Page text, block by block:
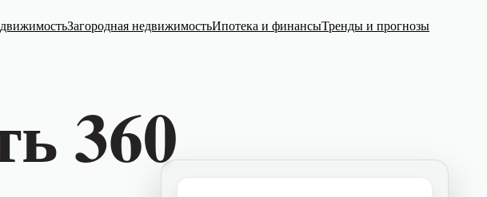
Загородная недвижимостьИпотека и финансыТренды и прогнозы